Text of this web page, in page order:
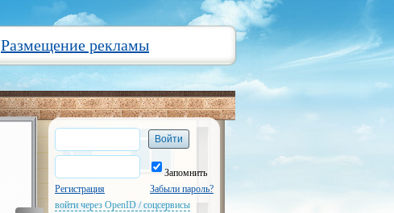
Размещение рекламы
Запомнить
Регистрация
Забыли пароль?
войти через OpenID / соцсервисы